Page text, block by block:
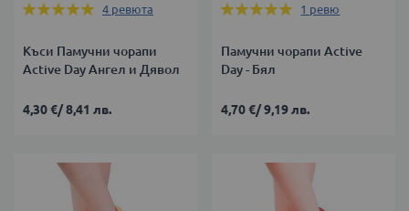
Оценка:
4 ревюта
Къси Памучни чорапи
Active Day Ангел и Дявол
4,30 €/8,41 лв.
Оценка:
1 ревю
Памучни чорапи Active
Day - Бял
4,70 €/9,19 лв.